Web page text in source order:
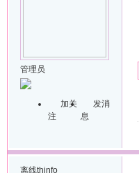
管理员
加关
注
发消
息
离线thinfo